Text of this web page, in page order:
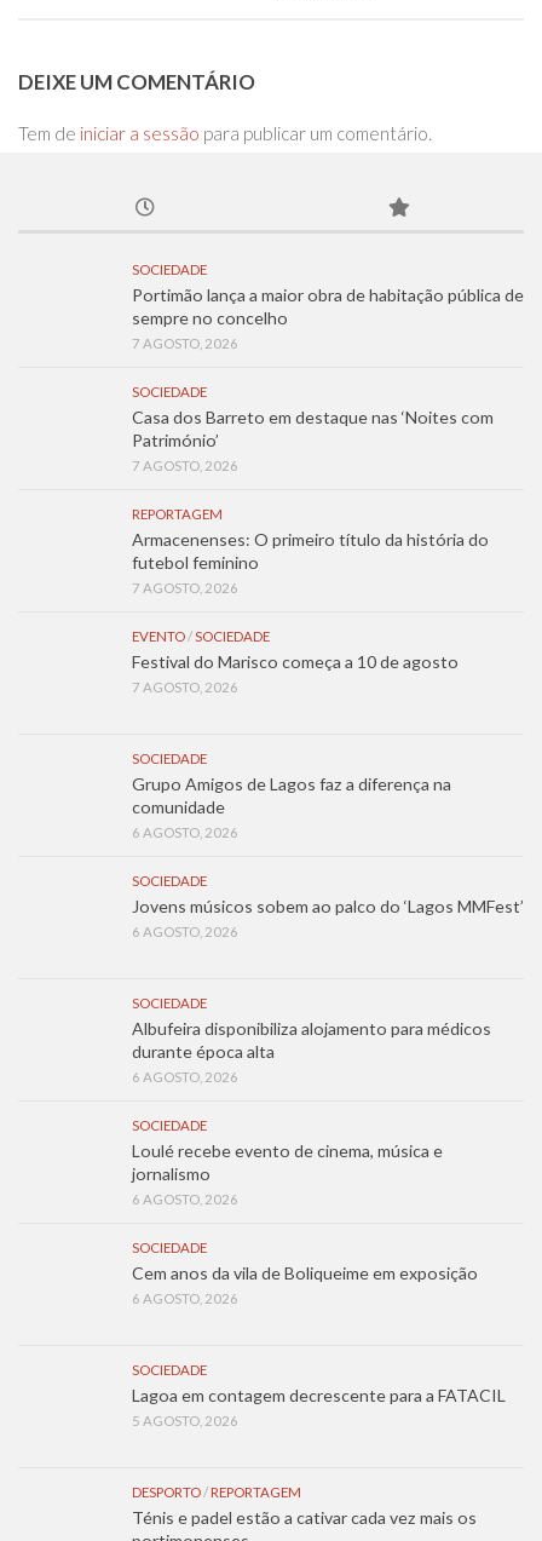
DEIXE UM COMENTÁRIO
Tem de iniciar a sessão para publicar um comentário.
SOCIEDADE
Portimão lança a maior obra de habitação pública de
sempre no concelho
7 AGOSTO, 2026
SOCIEDADE
Casa dos Barreto em destaque nas ‘Noites com
Património’
7 AGOSTO, 2026
REPORTAGEM
Armacenenses: O primeiro título da história do
futebol feminino
7 AGOSTO, 2026
EVENTO/SOCIEDADE
Festival do Marisco começa a 10 de agosto
7 AGOSTO, 2026
SOCIEDADE
Grupo Amigos de Lagos faz a diferença na
comunidade
6 AGOSTO, 2026
SOCIEDADE
Jovens músicos sobem ao palco do ‘Lagos MMFest’
6 AGOSTO, 2026
SOCIEDADE
Albufeira disponibiliza alojamento para médicos
durante época alta
6 AGOSTO, 2026
SOCIEDADE
Loulé recebe evento de cinema, música e
jornalismo
6 AGOSTO, 2026
SOCIEDADE
Cem anos da vila de Boliqueime em exposição
6 AGOSTO, 2026
SOCIEDADE
Lagoa em contagem decrescente para a FATACIL
5 AGOSTO, 2026
DESPORTO/ REPORTAGEM
Ténis e padel estão a cativar cada vez mais os